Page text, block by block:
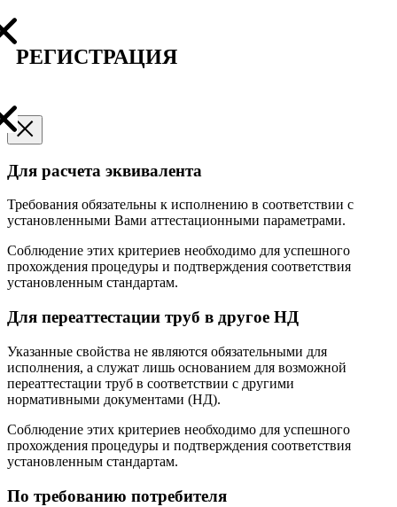
РЕГИСТРАЦИЯ
Для расчета эквивалента
Требования обязательны к исполнению в соответствии с
установленными Вами аттестационными параметрами.
Соблюдение этих критериев необходимо для успешного
прохождения процедуры и подтверждения соответствия
установленным стандартам.
Для переаттестации труб в другое НД
Указанные свойства не являются обязательными для
исполнения, а служат лишь основанием для возможной
переаттестации труб в соответствии с другими
нормативными документами (НД).
Соблюдение этих критериев необходимо для успешного
прохождения процедуры и подтверждения соответствия
установленным стандартам.
По требованию потребителя